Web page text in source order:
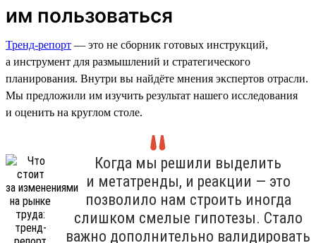
им пользоваться
Тренд-репорт — это не сборник готовых инструкций,
а инструмент для размышлений и стратегического
планирования. Внутри вы найдёте мнения экспертов отрасли.
Мы предложили им изучить результат нашего исследования
и оценить на круглом столе.
Когда мы решили выделить
и метатренды, и реакции — это
позволило нам строить иногда
слишком смелые гипотезы. Стало
важно дополнительно валидировать